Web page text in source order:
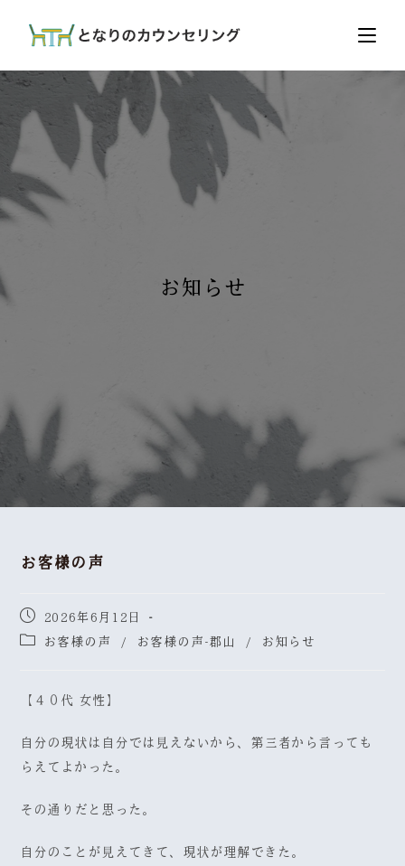
お客様の声
2026年6月12日
お客様の声
/ お客様の声-郡山 / お知らせ
【４０代 女性】
自分の現状は自分では見えないから、第三者から言っても
らえてよかった。
その通りだと思った。
自分のことが見えてきて、現状が理解できた。